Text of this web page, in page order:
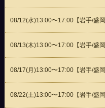
08/12(水)13:00〜17:00【岩手/盛
08/13(木)13:00〜17:00【岩手/盛
08/17(月 )13:00〜17:00【岩手/盛
08/22(土)13:00〜17:00【岩手/盛